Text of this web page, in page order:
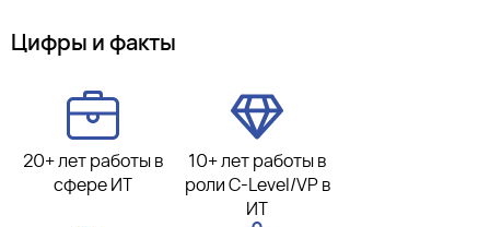
Цифры и факты
20+ лет работы в
сфере ИТ
10+ лет работы в
роли C-Level/VP в
ИТ